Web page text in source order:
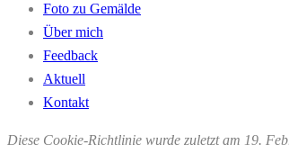
Foto zu Gemälde
Über mich
Feedback
Aktuell
Kontakt
Diese Cookie-Richtlinie wurde zuletzt am 19.